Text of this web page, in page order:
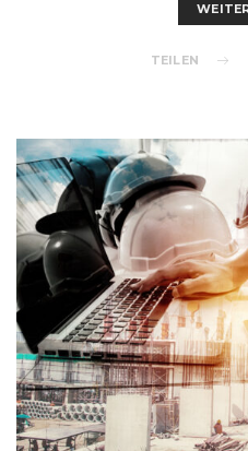
TEILEN